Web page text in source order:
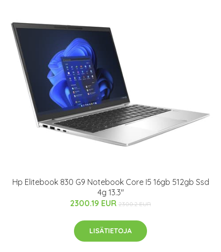
Hp Elitebook 830 G9 Notebook Core I5 16gb 512gb Ssd
4g 13.3"
2300.19 EUR 2300.2 EUR
LISÄTIETOJA